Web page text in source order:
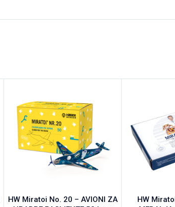
HW Miratoi No. 20 – AVIONI ZA
HW